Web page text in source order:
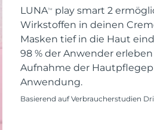
LUNATM
play smart 2
Wirkstoffen in deinen
Masken tief in die Haut
98 % der Anwender
Aufnahme der
Anwendung.
Basierend auf Verbraucherstudien